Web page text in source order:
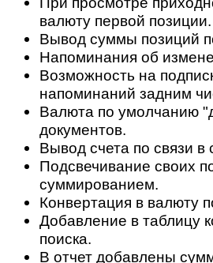
валюту первой позиции.
Вывод суммы позиций
Напоминания об
Возможность на
напоминаний задним
Валюта по умолчанию
документов.
Вывод счета по связи в
Подсвечивание своих
суммированием.
Конвертация в валюту
Добавление в таблицу
поиска.
В отчет добавлены